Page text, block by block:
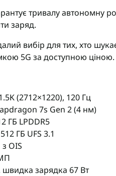
тривалу автономну
заряд.
вибір для тих, хто
5G за доступною ціною.
(2712×1220), 120 Гц
7s Gen 2 (4 нм)
ГБ LPDDR5
ГБ UFS 3.1
OIS
швидка зарядка 67 Вт